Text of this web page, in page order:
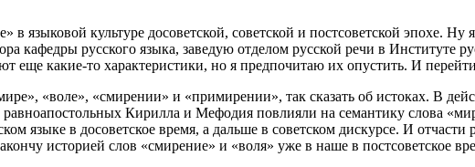
языковой культуре досоветской, советской и постсоветской эпохе.
кафедры русского языка, заведую отделом русской речи в Институте
какие-то характеристики, но я предпочитаю их опустить. И
«воле», «смирении» и «примирении», так сказать об истоках. В
Кирилла и Мефодия повлияли на семантику слова
языке в досоветское время, а дальше в советском дискурсе. И
историей слов «смирение» и «воля» уже в наше в постсоветское